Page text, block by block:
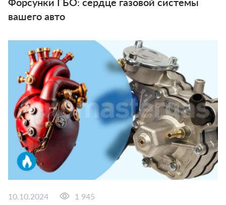
вашего авто
10.10.2024 1 945